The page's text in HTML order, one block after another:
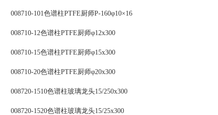
008710-101色谱柱PTFE厨师P-160φ10×16
008710-12色谱柱PTFE厨师φ12x300
008710-15色谱柱PTFE厨师φ15x300
008710-20色谱柱PTFE厨师φ20x300
008720-1510色谱柱玻璃龙头15/250x300
008720-1520色谱柱玻璃龙头15/25x300